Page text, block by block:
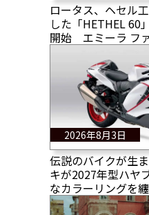
ロータス、ヘセル
した「HETHEL 60
開始 エミーラ フ
ョンを限定10台特
2026年8月3日
伝説のバイクが生
キが2027年型ハ
なカラーリングを
の全情報！